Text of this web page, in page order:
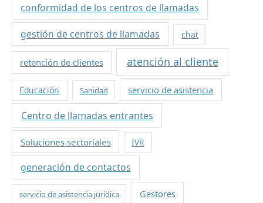
conformidad de los centros de llamadas
gestión de centros de llamadas chat
retención de clientes atención al cliente
Educación Sanidad servicio de asistencia
Centro de llamadas entrantes
Soluciones sectoriales IVR
generación de contactos
servicio de asistencia jurídica Gestores